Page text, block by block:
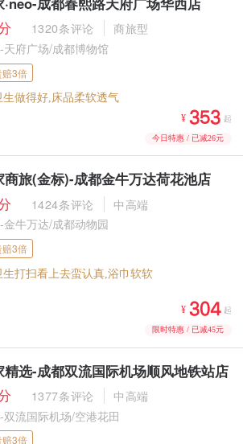
1320条评论
商旅型
天府广场/成都博物馆
赔3倍
生做得好,床品柔软透气
¥  起
今日特惠 / 已减26元
商旅(金标)-成都金牛万达荷花池店
1424条评论
中高端
金牛万达/成都动物园
赔3倍
生打扫看上去蛮认真,浴巾软软
¥  起
限时特惠 / 已减45元
精选-成都双流国际机场顺风地铁站店
1377条评论
中高端
双流国际机场/空港花田
赔3倍